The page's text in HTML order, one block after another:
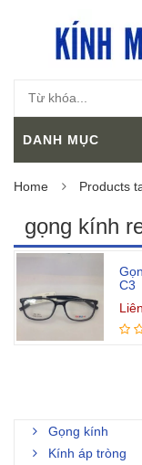
DANH MỤC
Home Products
gọng kính
C3
Gọng kính
Kính áp tròng